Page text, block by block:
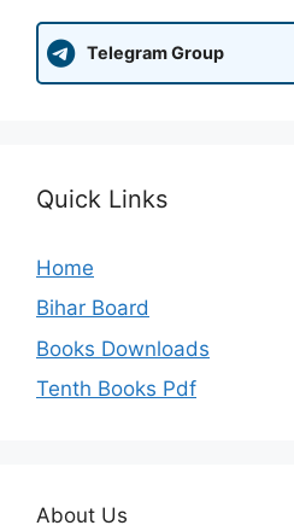
Telegram Group
Quick Links
Home
Bihar Board
Books Downloads
Tenth Books Pdf
About Us